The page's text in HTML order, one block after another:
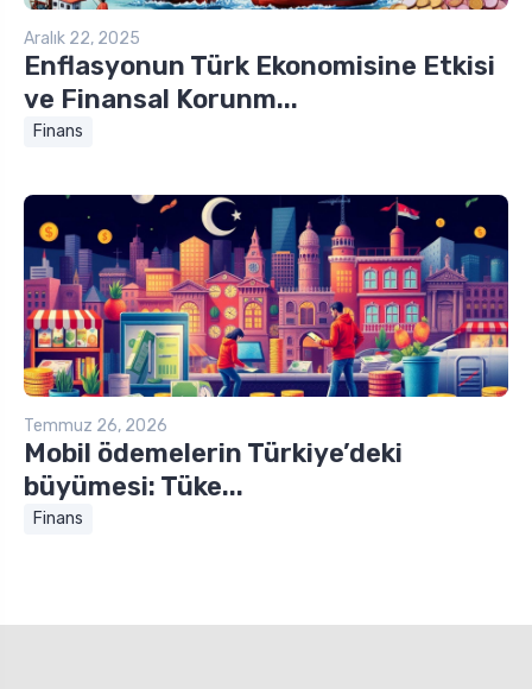
Aralık 22, 2025
Enflasyonun Türk Ekonomisine Etkisi
ve Finansal Korunm...
Finans
Temmuz 26, 2026
Mobil ödemelerin Türkiye’deki
büyümesi: Tüke...
Finans